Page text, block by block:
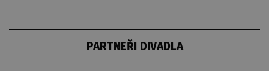
PARTNEŘI DIVADLA